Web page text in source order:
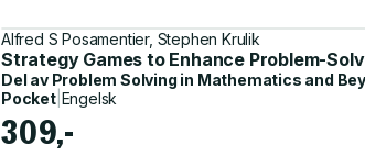
Alfred S Posamentier, Stephen Krulik
Strategy Games to Enhance Problem-
Del av Problem Solving in Mathematics and
Pocket| Engelsk
309,-